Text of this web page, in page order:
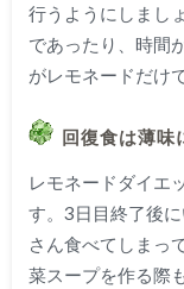
行うようにしまし
であったり、時間
がレモネードだけ
回復食は薄味
レモネードダイエ
す。 3日目終了後
さん食べてしまっ
菜スープを作る際